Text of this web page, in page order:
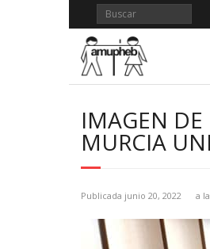
contenido
IMAGEN
MURCIA
Publicada junio 20, 2022 a